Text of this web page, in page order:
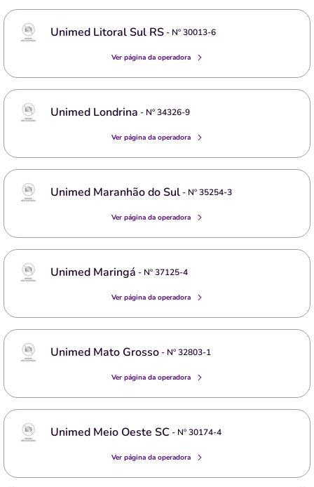
Unimed Litoral Sul RS- Nº30013-6
Ver página da operadora
Unimed Londrina - Nº34326-9
Ver página da operadora
Unimed Maranhão do Sul- Nº35254-3
Ver página da operadora
Unimed Maringá - Nº37125-4
Ver página da operadora
Unimed Mato Grosso- Nº32803-1
Ver página da operadora
Unimed Meio Oeste SC - Nº30174-4
Ver página da operadora